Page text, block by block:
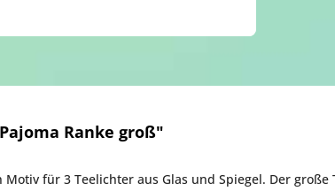
Ranke groß"
Motiv für 3 Teelichter aus Glas und Spiegel. Der